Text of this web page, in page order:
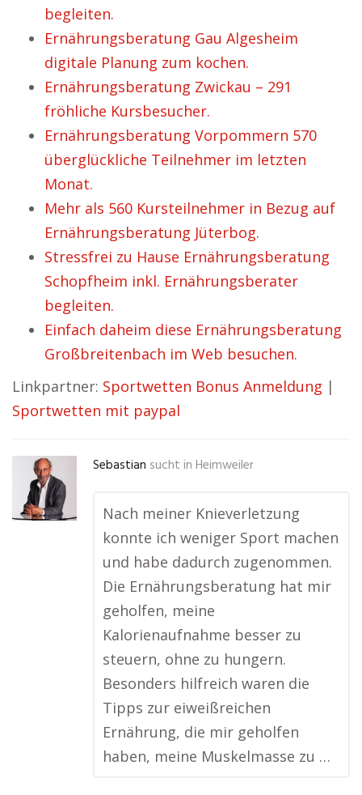
begleiten.
Ernährungsberatung Gau Algesheim
digitale Planung zum kochen.
Ernährungsberatung Zwickau – 291
fröhliche Kursbesucher.
Ernährungsberatung Vorpommern 570
überglückliche Teilnehmer im letzten
Monat.
Mehr als 560 Kursteilnehmer in Bezug auf
Ernährungsberatung Jüterbog.
Stressfrei zu Hause Ernährungsberatung
Schopfheim inkl. Ernährungsberater
begleiten.
Einfach daheim diese Ernährungsberatung
Großbreitenbach im Web besuchen.
Linkpartner: Sportwetten Bonus Anmeldung |
Sportwetten mit paypal
Sebastian sucht in Heimweiler
Nach meiner Knieverletzung
konnte ich weniger Sport machen
und habe dadurch zugenommen.
Die Ernährungsberatung hat mir
geholfen, meine
Kalorienaufnahme besser zu
steuern, ohne zu hungern.
Besonders hilfreich waren die
Tipps zur eiweißreichen
Ernährung, die mir geholfen
haben, meine Muskelmasse zu …